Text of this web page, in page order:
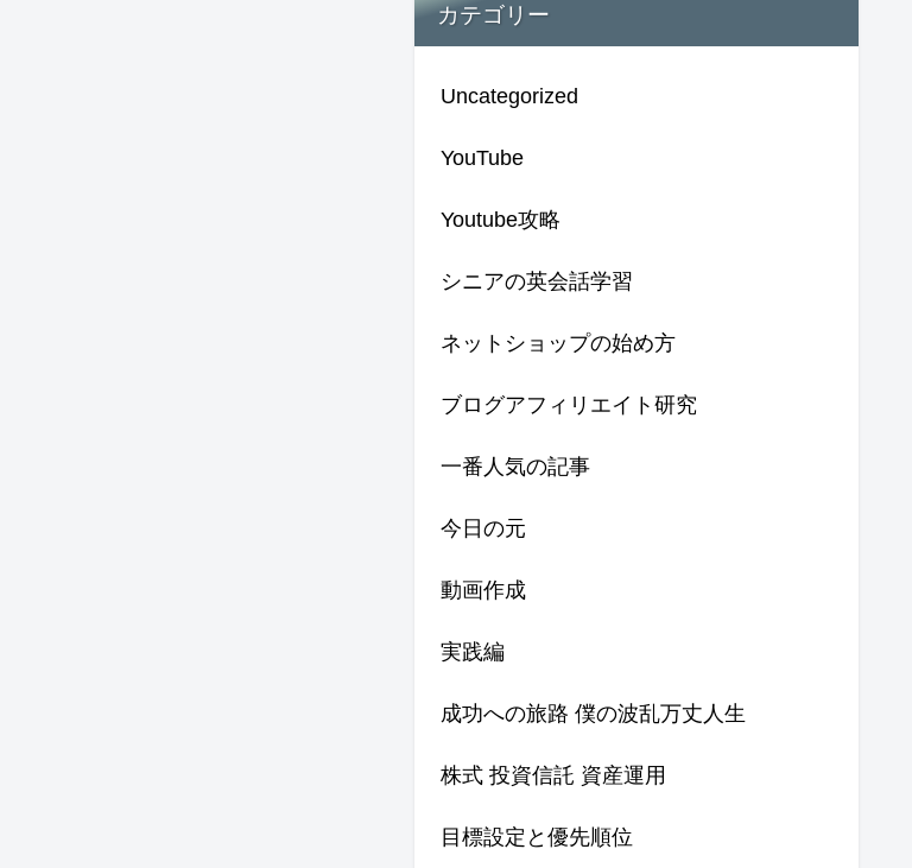
カテゴリー
Uncategorized
YouTube
Youtube攻略
シニアの英会話学習
ネットショップの始め方
ブログアフィリエイト研究
一番人気の記事
今日の元
動画作成
実践編
成功への旅路 僕の波乱万丈人生
株式 投資信託 資産運用
目標設定と優先順位